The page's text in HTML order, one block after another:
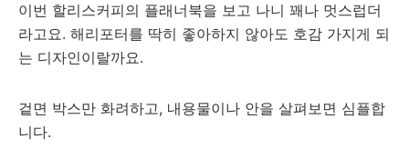
이번 할리스커피의 플래너북을 보고 나니 꽤나 멋스럽더
라고요. 해리포터를 딱히 좋아하지 않아도 호감 가지게 되
는 디자인이랄까요.
겉면 박스만 화려하고, 내용물이나 안을 살펴보면 심플합
니다.